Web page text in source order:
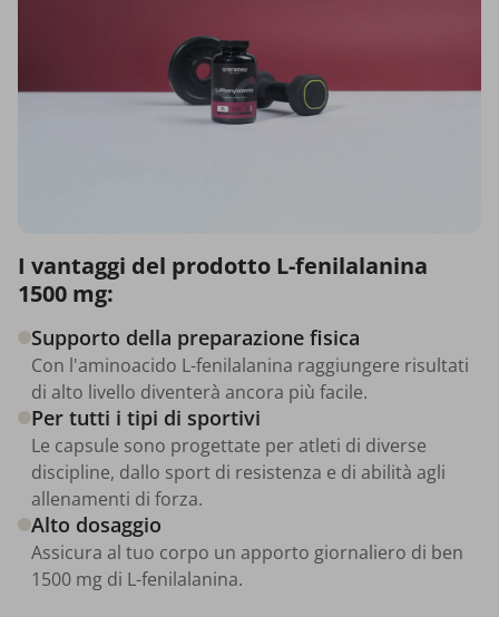
I vantaggi del prodotto L-fenilalanina
1500 mg:
Supporto della preparazione fisica
Con l'aminoacido L-fenilalanina raggiungere risultati
di alto livello diventerà ancora più facile.
Per tutti i tipi di sportivi
Le capsule sono progettate per atleti di diverse
discipline, dallo sport di resistenza e di abilità agli
allenamenti di forza.
Alto dosaggio
Assicura al tuo corpo un apporto giornaliero di ben
1500 mg di L-fenilalanina.